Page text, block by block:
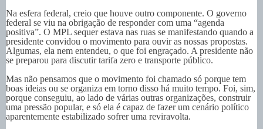
Na esfera federal, creio que houve outro componente. O governo
federal se viu na obrigação de responder com uma “agenda
positiva”. O MPL sequer estava nas ruas se manifestando quando a
presidente convidou o movimento para ouvir as nossas propostas.
Algumas, ela nem entendeu, o que foi engraçado. A presidente não
se preparou para discutir tarifa zero e transporte público.
Mas não pensamos que o movimento foi chamado só porque tem
boas ideias ou se organiza em torno disso há muito tempo. Foi, sim,
porque conseguiu, ao lado de várias outras organizações, construir
uma pressão popular, e só ela é capaz de fazer um cenário político
aparentemente estabilizado sofrer uma reviravolta.